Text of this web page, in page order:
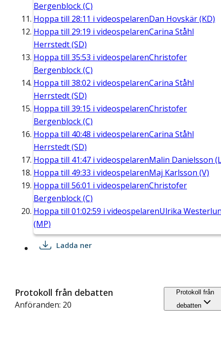
Bergenblock (C)
Hoppa till 28:11 i videospelarenDan Hovskär (KD)
Hoppa till 29:19 i videospelarenCarina Ståhl
Herrstedt (SD)
Hoppa till 35:53 i videospelarenChristofer
Bergenblock (C)
Hoppa till 38:02 i videospelarenCarina Ståhl
Herrstedt (SD)
Hoppa till 39:15 i videospelarenChristofer
Bergenblock (C)
Hoppa till 40:48 i videospelarenCarina Ståhl
Herrstedt (SD)
Hoppa till 41:47 i videospelarenMalin Danielsson
Hoppa till 49:33 i videospelarenMaj Karlsson (V)
Hoppa till 56:01 i videospelarenChristofer
Bergenblock (C)
Hoppa till 01:02:59 i videospelarenUlrika
(MP)
Ladda ner
Protokoll från debatten
Anföranden: 20
Protokoll från
debatten